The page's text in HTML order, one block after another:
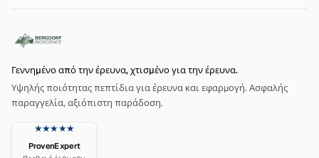
Γεννημένο από την έρευνα, χτισμένο για την έρευνα.
Υψηλής ποιότητας πεπτίδια για έρευνα και εφαρμογή. Ασφαλής
παραγγελία, αξιόπιστη παράδοση.
★★★★★
ProvenExpert